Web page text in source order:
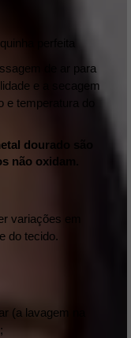
perfeita
de ar para
e a secagem
temperatura do
dourado são
não oxidam.
variações em
do tecido.
(a lavagem na